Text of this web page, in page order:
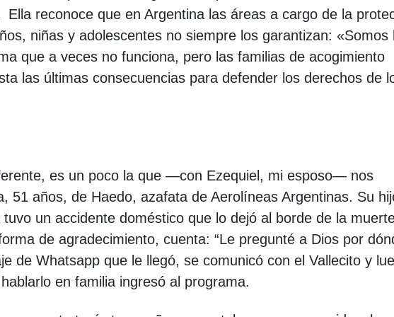
Ella reconoce que en Argentina las áreas a cargo de la
niñas y adolescentes no siempre los garantizan: «Somos
que a veces no funciona, pero las familias de acogimiento
las últimas consecuencias para defender los derechos de
es un poco la que —con Ezequiel, mi esposo― nos
51 años, de Haedo, azafata de Aerolíneas Argentinas. Su
un accidente doméstico que lo dejó al borde de la
de agradecimiento, cuenta: “Le pregunté a Dios por
de Whatsapp que le llegó, se comunicó con el Vallecito y
en familia ingresó al programa.